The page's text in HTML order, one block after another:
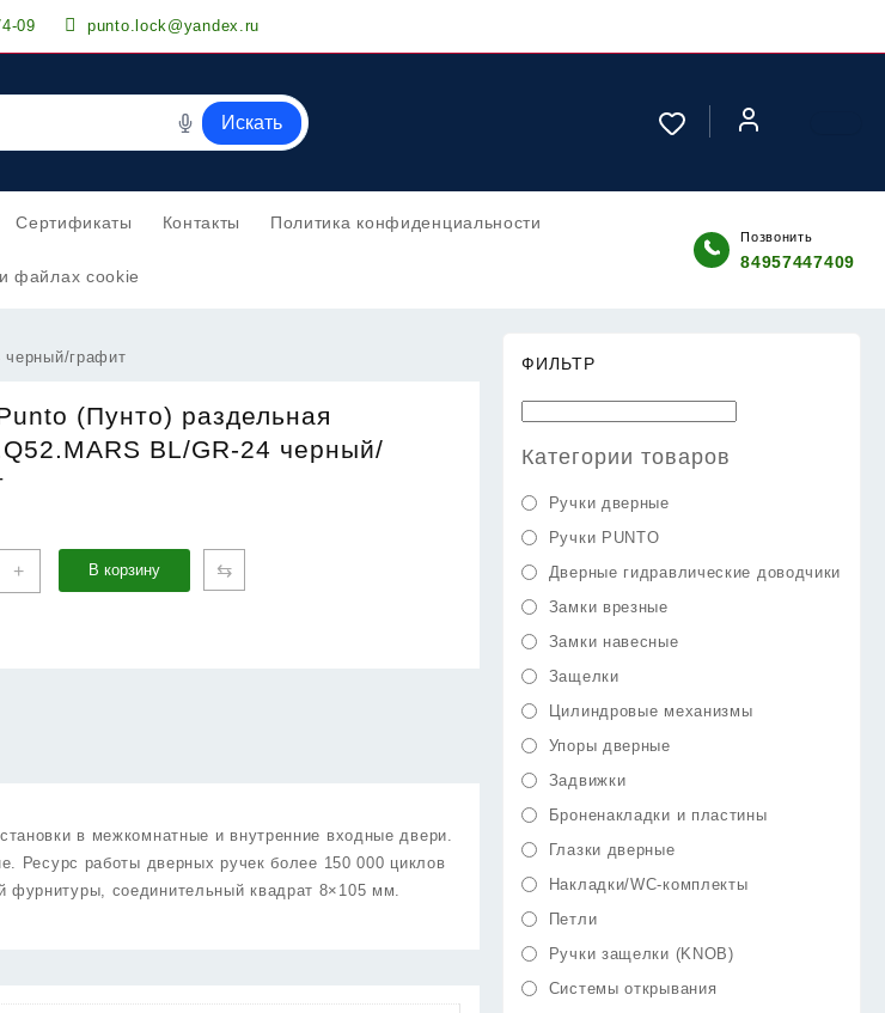
09 punto.lock@yandex.ru
Искать
Сертификаты Контакты Политика конфиденциальности
файлах cookie
Позвонить
84957447409
черный/графит
(Пунто) раздельная
BL/GR-24 черный/
+ В корзину ⇆
в межкомнатные и внутренние входные двери.
Ресурс работы дверных ручек более 150 000 циклов
соединительный квадрат 8×105 мм.
ФИЛЬТР
Категории товаров
Ручки дверные
Ручки PUNTO
Дверные гидравлические доводчики
Замки врезные
Замки навесные
Защелки
Цилиндровые механизмы
Упоры дверные
Задвижки
Броненакладки и пластины
Глазки дверные
Накладки/WC-комплекты
Петли
Ручки защелки (KNOB)
Системы открывания